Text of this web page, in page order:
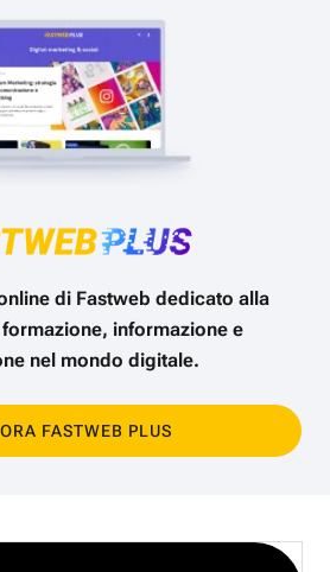
di Fastweb dedicato alla
informazione e
nel mondo digitale.
FASTWEB PLUS